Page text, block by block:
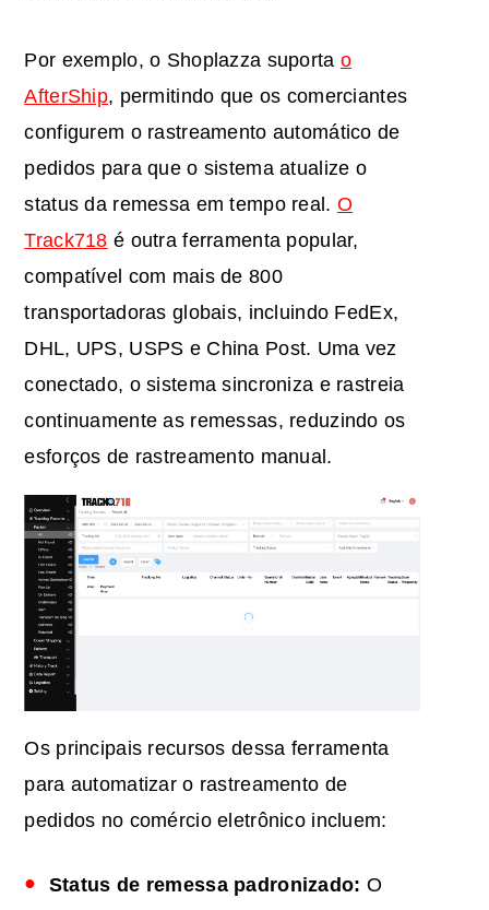
Por exemplo, o Shoplazza suporta o
AfterShip, permitindo que os comerciantes
configurem o rastreamento automático de
pedidos para que o sistema atualize o
status da remessa em tempo real. O
Track718 é outra ferramenta popular,
compatível com mais de 800
transportadoras globais, incluindo FedEx,
DHL, UPS, USPS e China Post. Uma vez
conectado, o sistema sincroniza e rastreia
continuamente as remessas, reduzindo os
esforços de rastreamento manual.
Os principais recursos dessa ferramenta
para automatizar o rastreamento de
pedidos no comércio eletrônico incluem:
Status de remessa padronizado: O